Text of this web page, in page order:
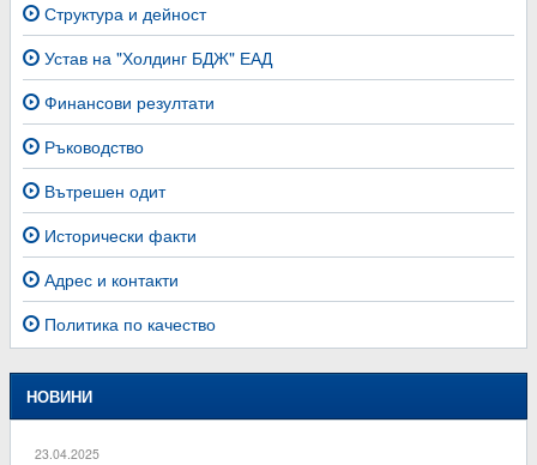
Структура и дейност
Устав на "Холдинг БДЖ" ЕАД
Финансови резултати
Ръководство
Вътрешен одит
Исторически факти
Адрес и контакти
Политика по качество
НОВИНИ
23.04.2025